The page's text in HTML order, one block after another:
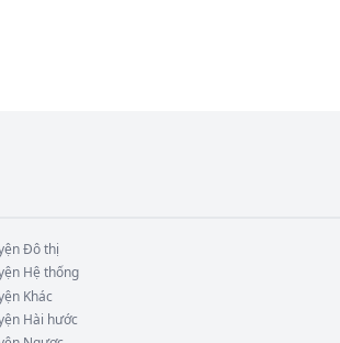
Đô thị
Hệ thống
Khác
Hài hước